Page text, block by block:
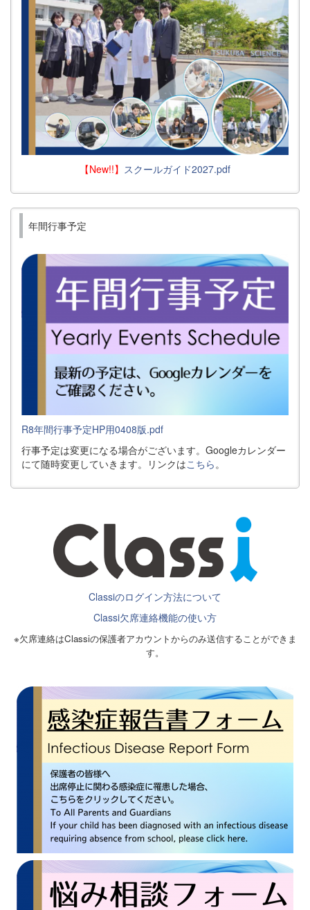
【New!!】 スクールガイド2027.pdf
年間行事予定
R8年間行事予定HP用0408版.pdf
行事予定は変更になる場合がございます。Googleカレンダー
にて随時変更していきます。リンクはこちら 。
Classiのログイン方法について
Classi欠席連絡機能の使い方
※欠席連絡はClassiの保護者アカウントからのみ送信することができま
す。